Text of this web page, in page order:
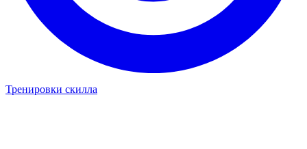
Тренировки скилла